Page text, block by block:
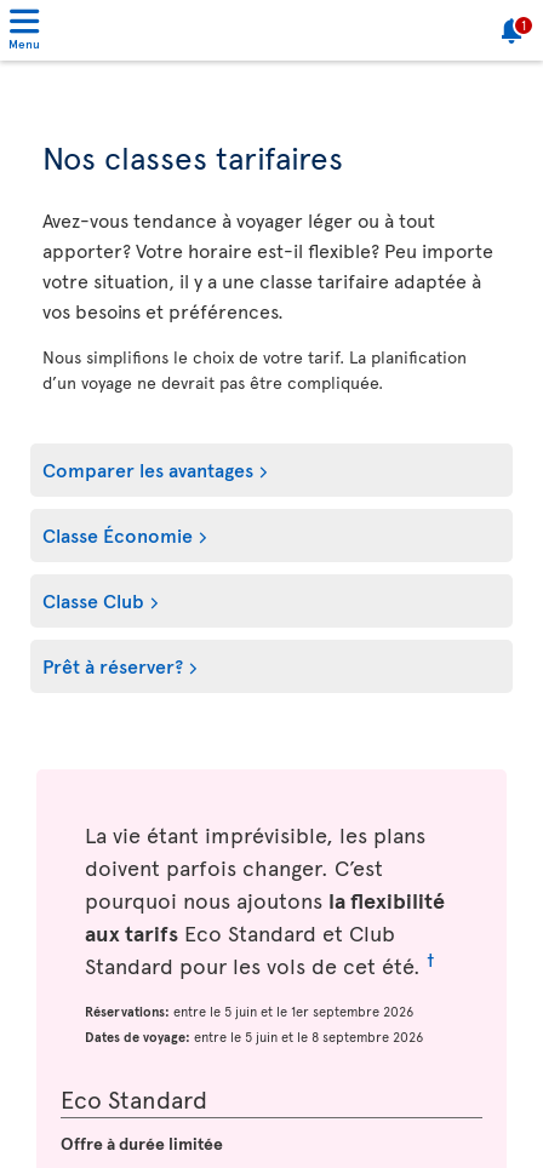
Menu
1
Nos classes tarifaires
Avez-vous tendance à voyager léger ou à tout
apporter? Votre horaire est-il flexible? Peu importe
votre situation, il y a une classe tarifaire adaptée à
vos besoins et préférences.
Nous simplifions le choix de votre tarif. La planification
d’un voyage ne devrait pas être compliquée.
Comparer les avantages
Classe Économie
Classe Club
Prêt à réserver?
La vie étant imprévisible, les plans
doivent parfois changer. C’est
pourquoi nous ajoutons la flexibilité
aux tarifs Eco Standard et Club
Standard pour les vols de cet été. †
Réservations: entre le 5 juin et le 1er septembre 2026
Dates de voyage: entre le 5 juin et le 8 septembre 2026
Eco Standard
Offre à durée limitée